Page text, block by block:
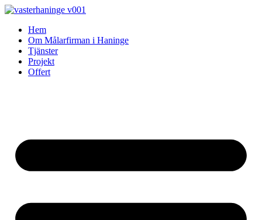
Skip
contentHem
Om Målarfirman i Haninge
Tjänster
Projekt
Offert